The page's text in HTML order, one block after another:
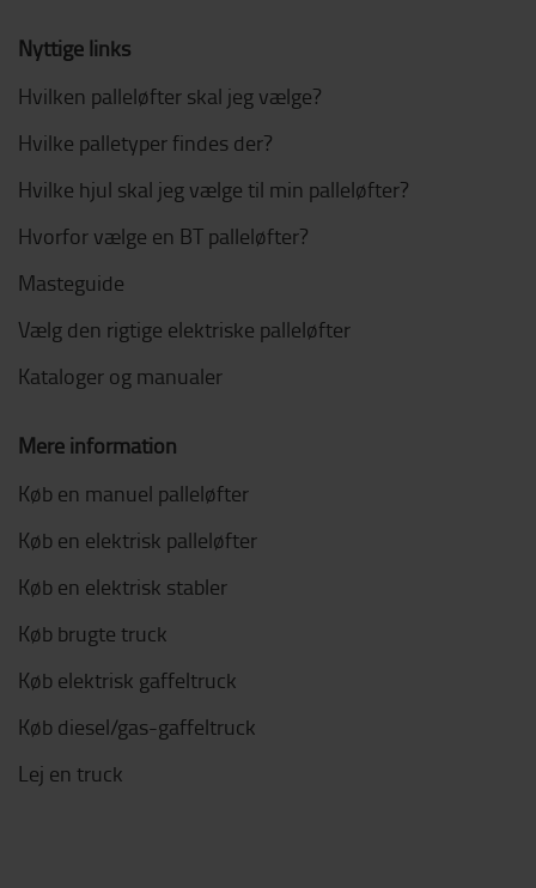
Nyttige links
Hvilken palleløfter skal jeg vælge?
Hvilke palletyper findes der?
Hvilke hjul skal jeg vælge til min palleløfter?
Hvorfor vælge en BT palleløfter?
Masteguide
Vælg den rigtige elektriske palleløfter
Kataloger og manualer
Mere information
Køb en manuel palleløfter
Køb en elektrisk palleløfter
Køb en elektrisk stabler
Køb brugte truck
Køb elektrisk gaffeltruck
Køb diesel/gas-gaffeltruck
Lej en truck